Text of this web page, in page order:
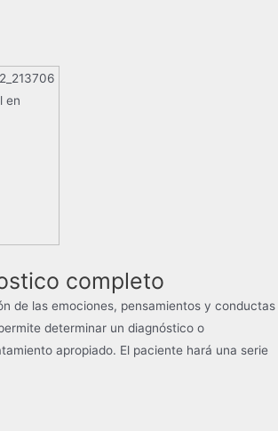
completo
de las emociones, pensamientos y conductas
determinar un diagnóstico o
apropiado. El paciente hará una serie